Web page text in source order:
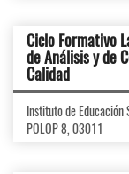
Ciclo Formativo
de Análisis y de
Calidad
Instituto de Educación
POLOP 8, 03011